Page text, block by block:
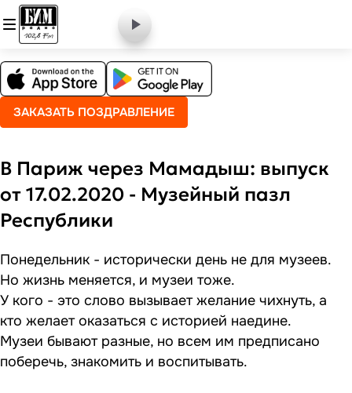
ЗАКАЗАТЬ ПОЗДРАВЛЕНИЕ
В Париж через Мамадыш: выпуск
от 17.02.2020 - Музейный пазл
Республики
Понедельник - исторически день не для музеев.
Но жизнь меняется, и музеи тоже.
У кого - это слово вызывает желание чихнуть, а
кто желает оказаться с историей наедине.
Музеи бывают разные, но всем им предписано
поберечь, знакомить и воспитывать.